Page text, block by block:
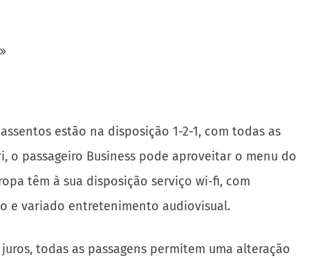
estão na disposição 1-2-1, com todas as
o passageiro Business pode aproveitar o menu do
têm à sua disposição serviço wi-fi, com
e variado entretenimento audiovisual.
todas as passagens permitem uma alteração